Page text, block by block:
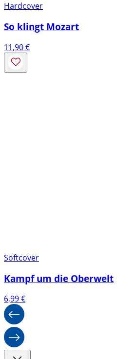
Hardcover
So klingt Mozart
11,90€
Softcover
Kampf um die Oberwelt
6,99€